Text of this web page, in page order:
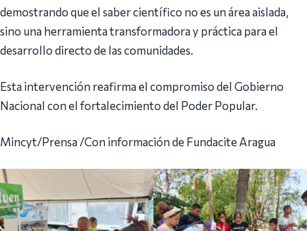
demostrando que el saber científico no es un área aislada,
sino una herramienta transformadora y práctica para el
desarrollo directo de las comunidades.
Esta intervención reafirma el compromiso del Gobierno
Nacional con el fortalecimiento del Poder Popular.
Mincyt/Prensa /Con información de Fundacite Aragua